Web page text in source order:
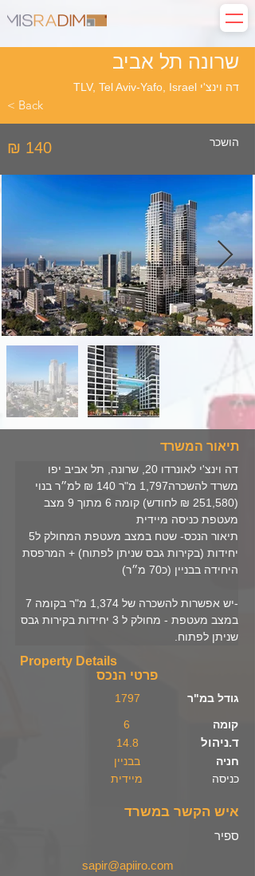
שרונה תל אביב
דה וינצ'י TLV, Tel Aviv-Yafo, Israel
< Back
הושכר ₪ 140
תיאור המשרד
דה וינצ'י לאונרדו 20, שרונה, תל אביב יפו
משרד להשכרה1,797 מ"ר‏ 140 ‏₪ למ״ר בנוי
(‏251,580 ‏₪ לחודש) קומה 6 מתוך 9 מצב
מעטפת כניסה מיידית
יחידות (בקירות גבס שניתן לפתוח) + המרפסת
היחידה בבניין (כ70 מ״ר)
במצב מעטפת - מחולק ל 3 יחידות בקירות גבס
שניתן לפתוח.
Property Details
פרטי הנכס
גודל במ"ר 1797
קומה 6
ד.ניהול
14.8
חניה
בבניין
כניסה
מיידית
איש הקשר במשרד
ספיר
sapir@apiiro.com